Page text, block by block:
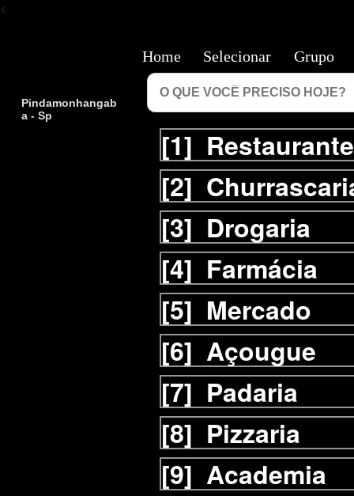
<
Pindamonhangab
a - Sp
[1] Restaurante
[2]
[3] Drogaria
[4] Farmácia
[5] Mercado
[6] Açougue
[7] Padaria
[8] Pizzaria
[9] Academia
Home Selecionar Grupo